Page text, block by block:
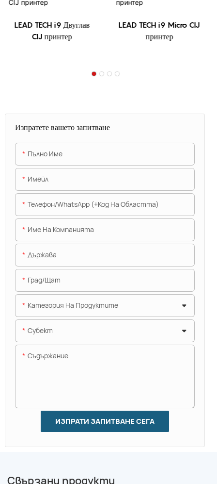
LEAD TECH i9 Двуглав
CIJ принтер
LEAD TECH i9 Micro CIJ
принтер
Изпратете вашето запитване
Пълно Име
Имейл
Телефон/WhatsApp (+Код На Областта)
Име На Компанията
Държава
Град/щат
Категория На Продуктите
Субект
Съдържание
ИЗПРАТИ ЗАПИТВАНЕ СЕГА
Свързани продукти